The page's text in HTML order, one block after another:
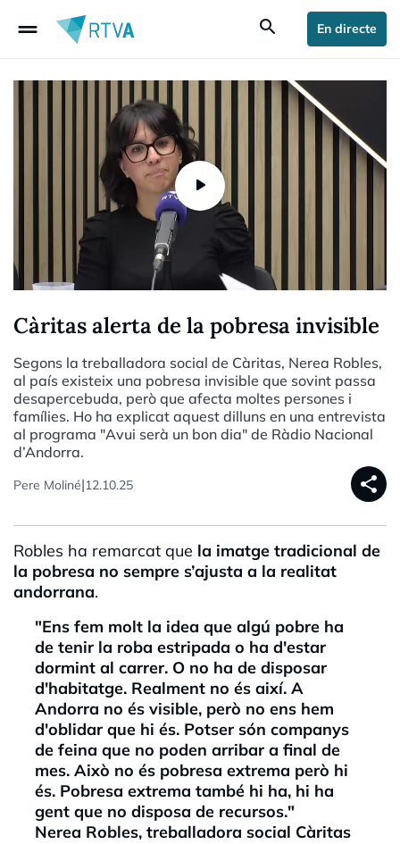
drag_handle search En directe
Càritas alerta de la pobresa invisible
Segons la treballadora social de Càritas, Nerea Robles,
al país existeix una pobresa invisible que sovint passa
desapercebuda, però que afecta moltes persones i
famílies. Ho ha explicat aquest dilluns en una entrevista
al programa "Avui serà un bon dia" de Ràdio Nacional
d’Andorra.
Pere Moliné|12.10.25 share
Robles ha remarcat que la imatge tradicional de
la pobresa no sempre s’ajusta a la realitat
andorrana.
"Ens fem molt la idea que algú pobre ha
de tenir la roba estripada o ha d'estar
dormint al carrer. O no ha de disposar
d'habitatge. Realment no és així. A
Andorra no és visible, però no ens hem
d'oblidar que hi és. Potser són companys
de feina que no poden arribar a final de
mes. Això no és pobresa extrema però hi
és. Pobresa extrema també hi ha, hi ha
gent que no disposa de recursos."
Nerea Robles, treballadora social Càritas